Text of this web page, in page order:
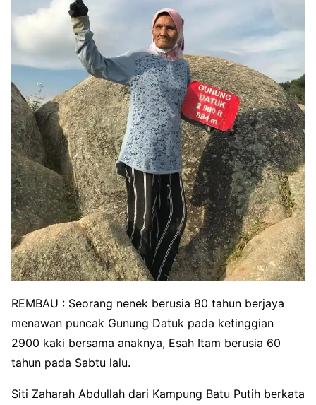
REMBAU : Seorang nenek berusia 80 tahun berjaya
menawan puncak Gunung Datuk pada ketinggian
2900 kaki bersama anaknya, Esah Itam berusia 60
tahun pada Sabtu lalu.
Siti Zaharah Abdullah dari Kampung Batu Putih berkata